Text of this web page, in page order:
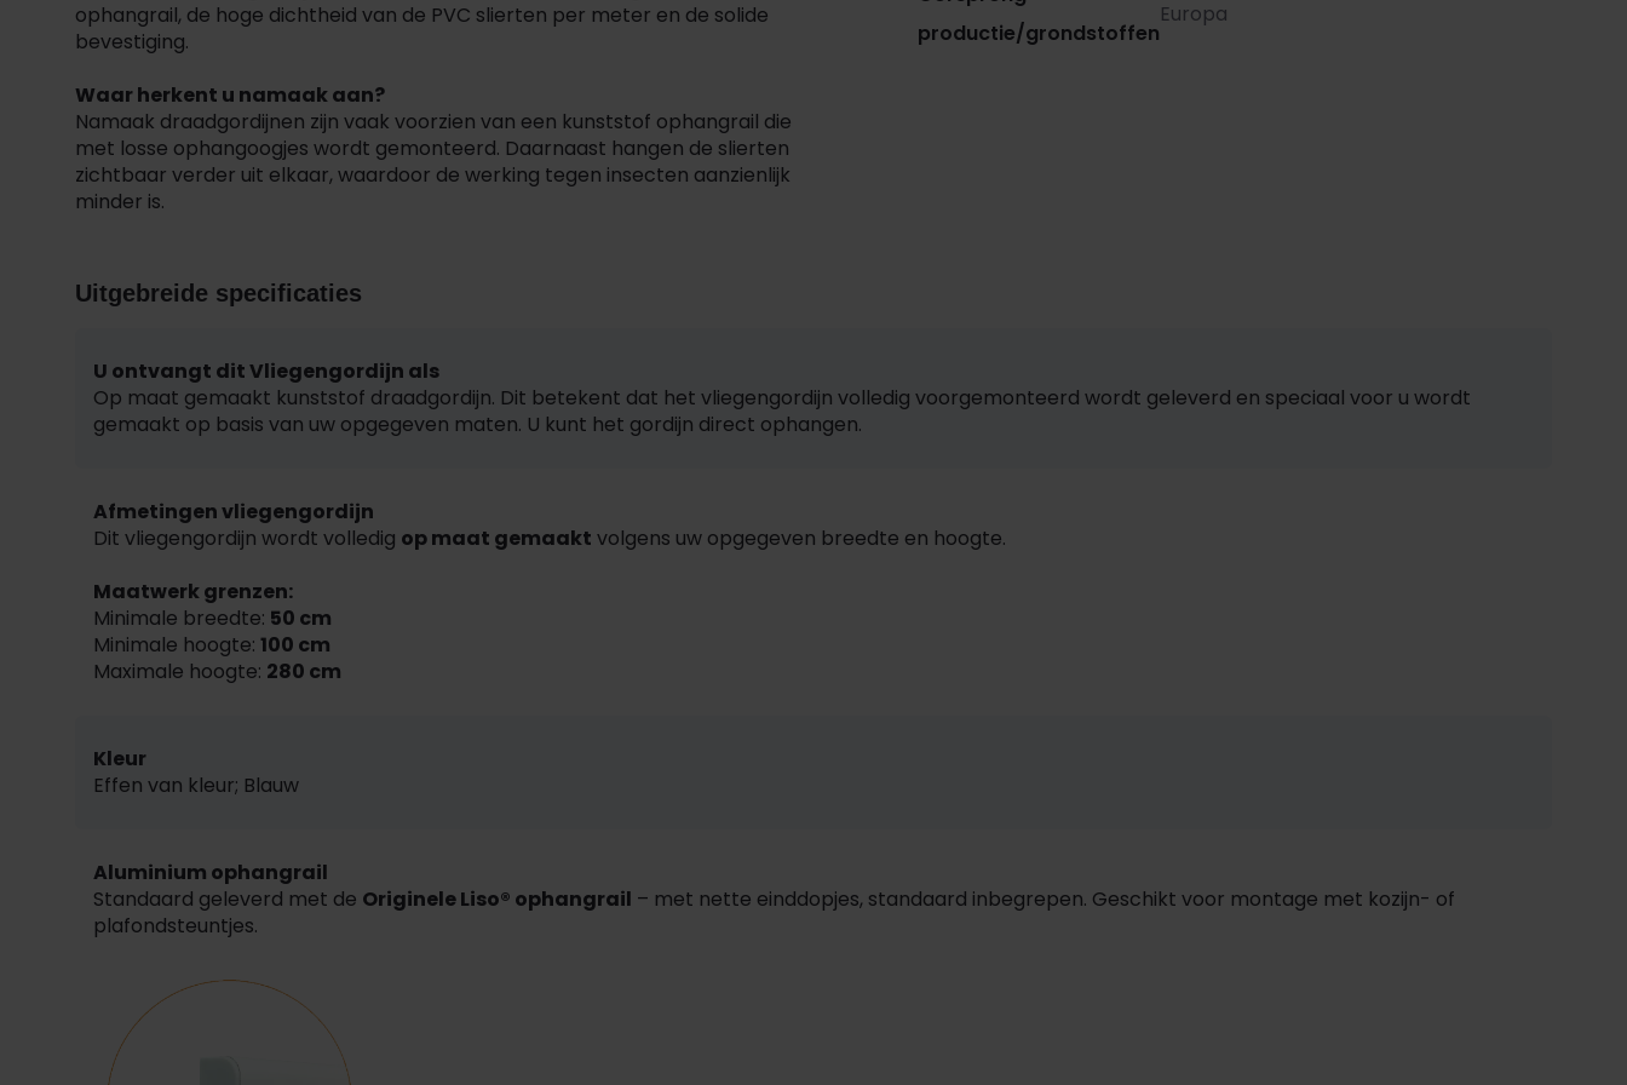
ophangrail, de hoge dichtheid van de PVC slierten per meter en de solide
bevestiging.
Waar herkent u namaak aan?
Namaak draadgordijnen zijn vaak voorzien van een kunststof ophangrail die
met losse ophangoogjes wordt gemonteerd. Daarnaast hangen de slierten
zichtbaar verder uit elkaar, waardoor de werking tegen insecten aanzienlijk
minder is.
productie/grondstoffen
Europa
Uitgebreide specificaties
U ontvangt dit Vliegengordijn als
Op maat gemaakt kunststof draadgordijn. Dit betekent dat het vliegengordijn volledig voorgemonteerd wordt geleverd en speciaal voor u wordt
gemaakt op basis van uw opgegeven maten. U kunt het gordijn direct ophangen.
Afmetingen vliegengordijn
Dit vliegengordijn wordt volledig op maat gemaakt volgens uw opgegeven breedte en hoogte.
Maatwerk grenzen:
Minimale breedte: 50 cm
Minimale hoogte: 100 cm
Maximale hoogte: 280 cm
Kleur
Effen van kleur; Blauw
Aluminium ophangrail
Standaard geleverd met de Originele Liso® ophangrail – met nette einddopjes, standaard inbegrepen. Geschikt voor montage met kozijn- of
plafondsteuntjes.